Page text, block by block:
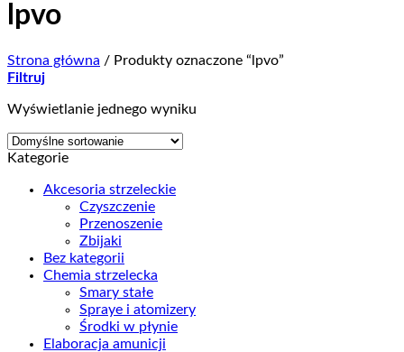
lpvo
Strona główna / Produkty oznaczone “lpvo”
Filtruj
Wyświetlanie jednego wyniku
Kategorie
Akcesoria strzeleckie
Czyszczenie
Przenoszenie
Zbijaki
Bez kategorii
Chemia strzelecka
Smary stałe
Spraye i atomizery
Środki w płynie
Elaboracja amunicji